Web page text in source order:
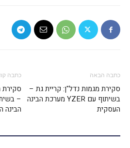
כתבה
סקירת
הבינה
כתבה הבאה
סקירת מגמות נדל"ן: קריית גת –
בשיתוף עם YZER מערכת הבינה
העסקית